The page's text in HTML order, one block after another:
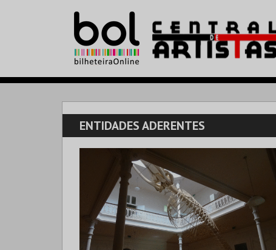
ENTIDADES ADERENTES